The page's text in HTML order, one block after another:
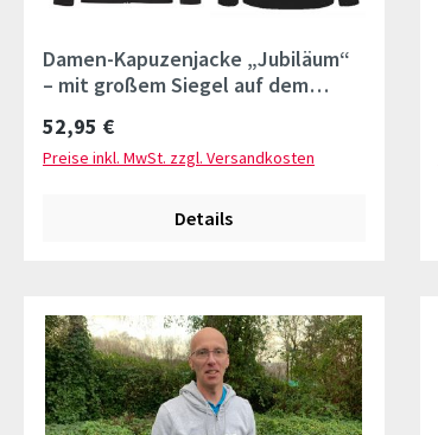
Damen-Kapuzenjacke „Jubiläum“
– mit großem Siegel auf dem
Regulärer Preis:
52,95 €
Preise inkl. MwSt. zzgl. Versandkosten
Details